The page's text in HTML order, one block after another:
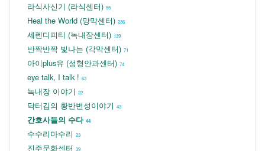
라식사신기 (라식센터) 55
Heal the World (망막센터) 236
세렌디피티 (녹내장센터) 139
반짝반짝 빛나는 (각막센터) 71
아이plus유 (성형안과센터) 74
eye talk, I talk ! 63
녹내장 이야기 22
닥터김의 황반변성이야기 43
간호사들의 수다 44
수수리마수리 23
진주문화센터 39